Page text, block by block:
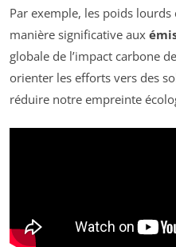
Par exemple, les poids
manière significative aux
globale de l’impact carbone
orienter les efforts vers des
réduire notre empreinte